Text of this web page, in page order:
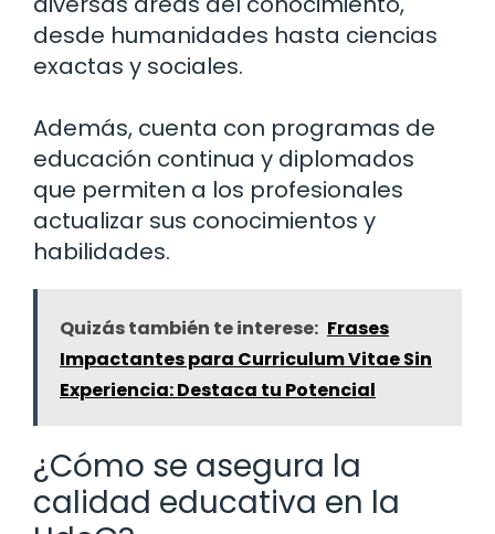
desde humanidades hasta ciencias
exactas y sociales.
Además, cuenta con programas de
educación continua y diplomados
que permiten a los profesionales
actualizar sus conocimientos y
habilidades.
Quizás también te interese: Frases
Impactantes para Curriculum Vitae Sin
Experiencia: Destaca tu Potencial
¿Cómo se asegura la
calidad educativa en la